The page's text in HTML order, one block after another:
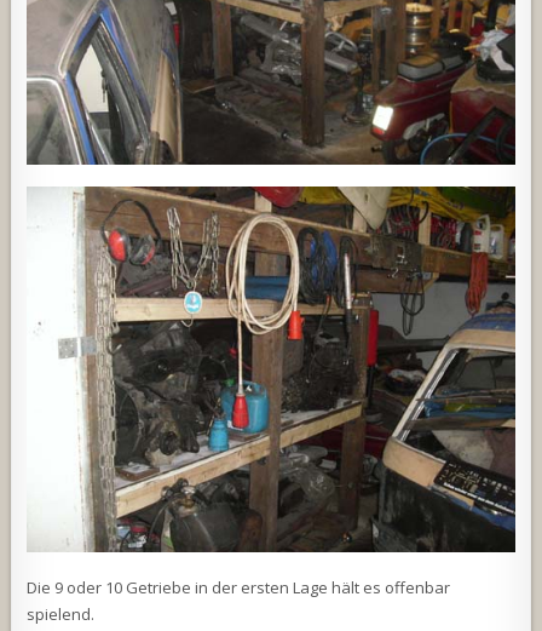
Die 9 oder 10 Getriebe in der ersten Lage hält es offenbar
spielend.